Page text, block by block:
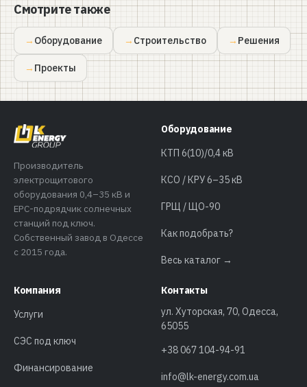
Смотрите также
Оборудование Строительство Решения
Проекты
Производитель
электрощитового
оборудования 0,4–35 кВ и
EPC-подрядчик солнечных
станций под ключ.
Собственный завод в Одессе
с 2015 года.
Оборудование
КТП 6(10)/0,4 кВ
КСО / КРУ 6–35 кВ
ГРЩ / ЩО-90
Как подобрать?
Весь каталог →
Компания
Услуги
СЭС под ключ
Финансирование
Контакты
ул. Хуторская, 70, Одесса,
65055
+38 067 104-94-91
info@lk-energy.com.ua